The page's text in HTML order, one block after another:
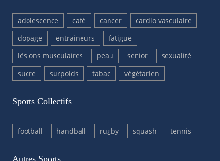
adolescence café cancer
cardio vasculaire
dopage
entraineurs
fatigue
lésions musculaires
peau senior
sexualité
sucre
surpoids tabac végétarien
Sports Collectifs
football handball rugby squash tennis
Autres Sports